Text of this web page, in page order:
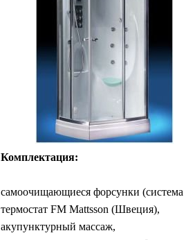
Комплектация:
самоочищающиеся форсунки (система
термостат FM Mattsson (Швеция),
акупунктурный массаж,